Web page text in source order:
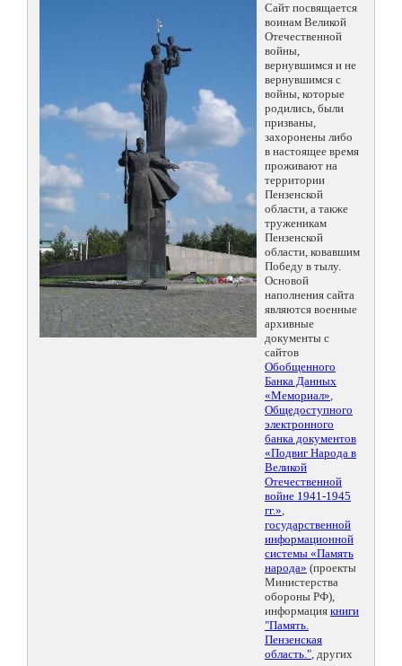
Сайт посвящается
воинам Великой
Отечественной
войны,
вернувшимся и не
вернувшимся с
войны, которые
родились, были
призваны,
захоронены либо
в настоящее время
проживают на
территории
Пензенской
области, а также
труженикам
Пензенской
области, ковавшим
Победу в тылу.
Основой
наполнения сайта
являются военные
архивные
документы с
сайтов
Обобщенного
Банка Данных
«Мемориал»,
Общедоступного
электронного
банка документов
«Подвиг Народа в
Великой
Отечественной
войне 1941-1945
гг.»,
государственной
информационной
системы «Память
народа» (проекты
Министерства
обороны РФ),
информация книги
"Память.
Пензенская
область.", других